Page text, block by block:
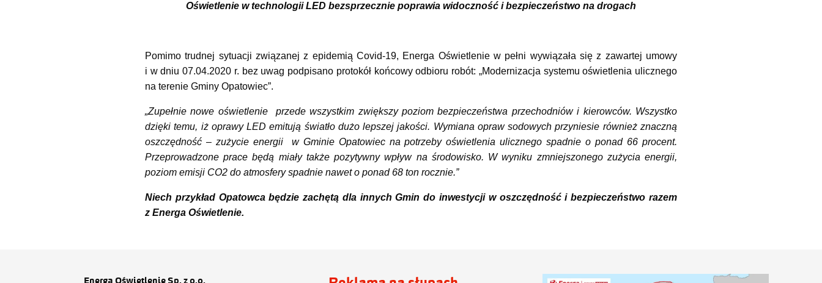
Oświetlenie w technologii LED bezsprzecznie poprawia widoczność i bezpieczeństwo na drogach
Pomimo trudnej sytuacji związanej z epidemią Covid-19, Energa Oświetlenie w pełni wywiązała się z zawartej umowy
i w dniu 07.04.2020 r. bez uwag podpisano protokół końcowy odbioru robót: „Modernizacja systemu oświetlenia ulicznego
na terenie Gminy Opatowiec”.
„Zupełnie nowe oświetlenie przede wszystkim zwiększy poziom bezpieczeństwa przechodniów i kierowców. Wszystko
dzięki temu, iż oprawy LED emitują światło dużo lepszej jakości. Wymiana opraw sodowych przyniesie również znaczną
oszczędność – zużycie energii w Gminie Opatowiec na potrzeby oświetlenia ulicznego spadnie o ponad 66 procent.
Przeprowadzone prace będą miały także pozytywny wpływ na środowisko. W wyniku zmniejszonego zużycia energii,
poziom emisji CO2 do atmosfery spadnie nawet o ponad 68 ton rocznie.”
Niech przykład Opatowca będzie zachętą dla innych Gmin do inwestycji w oszczędność i bezpieczeństwo razem
z Energa Oświetlenie.
Energa Oświetlenie Sp. z o.o.